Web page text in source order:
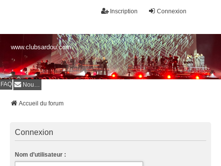
Connexion
Inscription
www.clubsardou.com
FAQ Nous contacter
Accueil du forum
Connexion
Nom d’utilisateur :